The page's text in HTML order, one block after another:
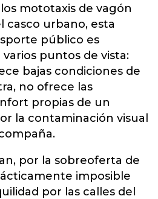
mototaxis de vagón
casco urbano, esta
público es
puntos de vista:
bajas condiciones de
no ofrece las
propias de un
la contaminación visual
por la sobreoferta de
imposible
por las calles del